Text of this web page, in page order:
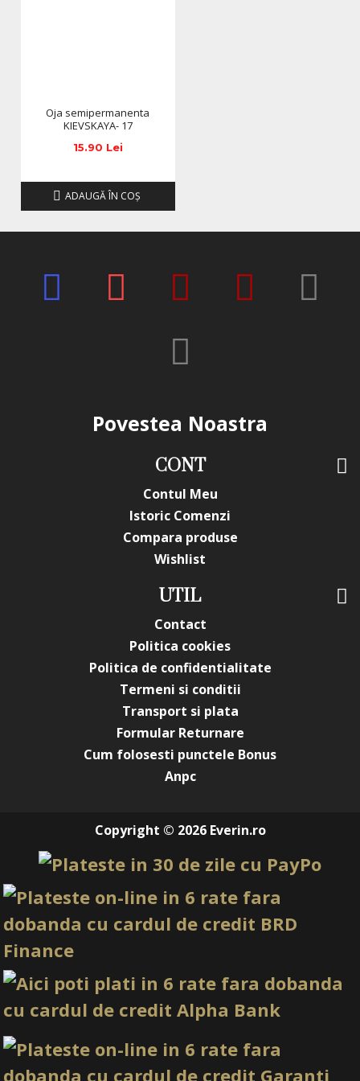
Oja semipermanenta
KIEVSKAYA- 17
15.90 Lei
ADAUGĂ ÎN COŞ
Povestea Noastra
CONT
Contul Meu
Istoric Comenzi
Compara produse
Wishlist
UTIL
Contact
Politica cookies
Politica de confidentialitate
Termeni si conditii
Transport si plata
Formular Returnare
Cum folosesti punctele Bonus
Anpc
Copyright © 2026 Everin.ro